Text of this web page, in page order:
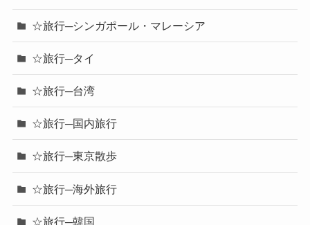
☆旅行─シンガポール・マレーシア
☆旅行─タイ
☆旅行─台湾
☆旅行─国内旅行
☆旅行─東京散歩
☆旅行─海外旅行
☆旅行─韓国